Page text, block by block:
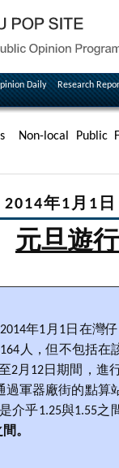
Daily Research
Non-local Public
年1月1日
元旦遊
年1月1日在灣
人，但不包括
2月12日期間，
過軍器廠街的點
介乎1.25與1.55之
。